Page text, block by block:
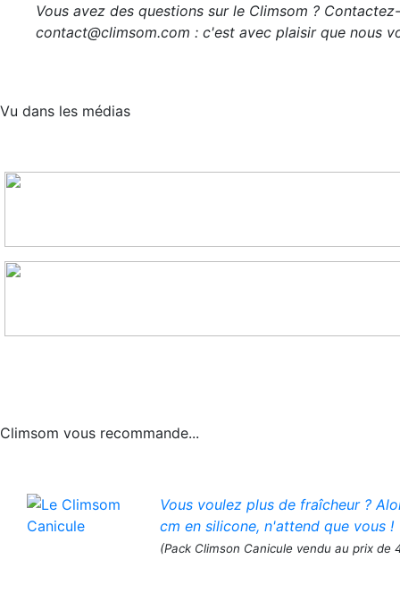
Vous avez des questions sur le Climsom ?
contact@climsom.com : c'est avec plaisir que nous
Vu dans les médias
Climsom vous recommande...
Vous voulez plus de fraîcheur ?
cm en silicone, n'attend que vous !
(Pack Climson Canicule vendu au prix de